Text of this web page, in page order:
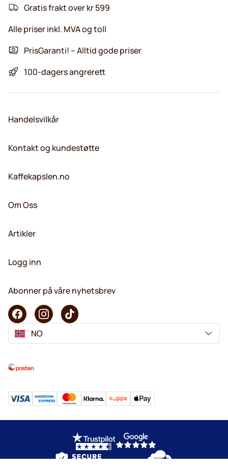
Gratis frakt over kr 599
Alle priser inkl. MVA og toll
PrisGaranti! – Alltid gode priser
100-dagers angrerett
Handelsvilkår
Kontakt og kundestøtte
Kaffekapslen.no
Om Oss
Artikler
Logg inn
Abonner på våre nyhetsbrev
NO